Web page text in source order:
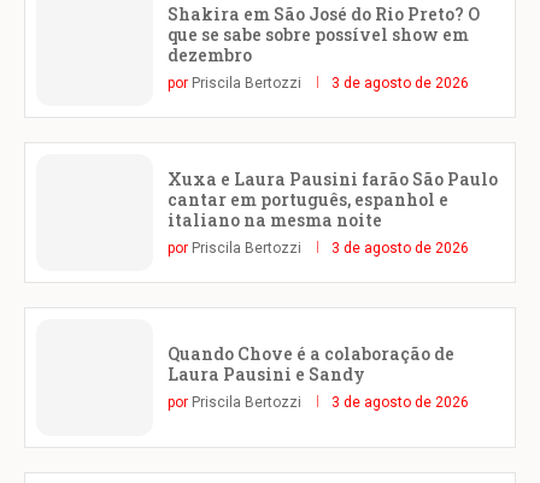
Shakira em São José do Rio Preto? O
que se sabe sobre possível show em
dezembro
por Priscila Bertozzi 3 de agosto de 2026
Xuxa e Laura Pausini farão São Paulo
cantar em português, espanhol e
italiano na mesma noite
por Priscila Bertozzi 3 de agosto de 2026
Quando Chove é a colaboração de
Laura Pausini e Sandy
por Priscila Bertozzi 3 de agosto de 2026